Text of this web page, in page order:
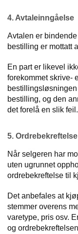
4. Avtaleinngåelse
Avtalen er
bestilling er mottatt
En part er likevel
forekommet skrive-
bestilling, og den
det forelå en slik feil.
5. Ordrebekreftelse
Når selgeren har
uten ugrunnet
ordrebekreftelse til
Det anbefales at
stemmer overens
varetype, pris osv.
og